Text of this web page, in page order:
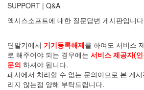
SUPPORT | Q&A
액시스소프트에 대한 질문답변 게시판입니
단말기에서 기기등록해제를 하여도 서비스
로 해주어야 되는 경우에는 서비스 제공자(
문의 하셔야 됩니다.
폐사에서 처리할 수 없는 문의이므로 본 게
리지 않는점 양해 부탁드립니다.